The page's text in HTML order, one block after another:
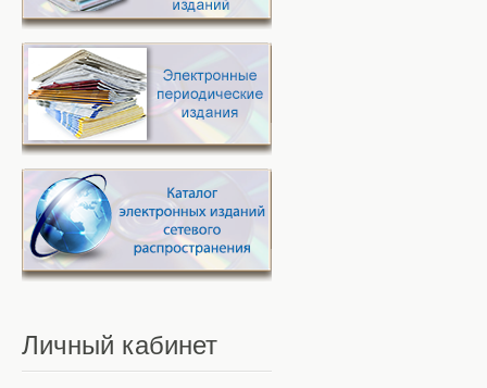
Личный кабинет